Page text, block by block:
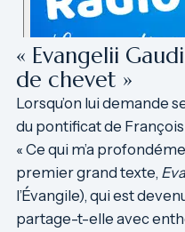
« Evangelii
de chevet »
Lorsqu’on lui demande
du pontificat de
« Ce qui m’a
premier grand texte,
l’Évangile), qui est
partage-t-elle avec